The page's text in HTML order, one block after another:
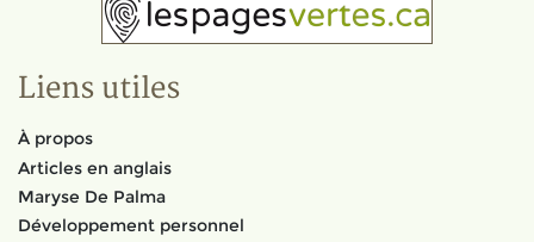
Liens utiles
À propos
Articles en anglais
Maryse De Palma
Développement personnel